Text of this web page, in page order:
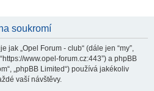
soukromí
jak „Opel Forum - club“ (dále jen “my”,
www.opel-forum.cz:443”) a phpBB
„phpBB Limited“) používá jakékoliv
vaší návštěvy.